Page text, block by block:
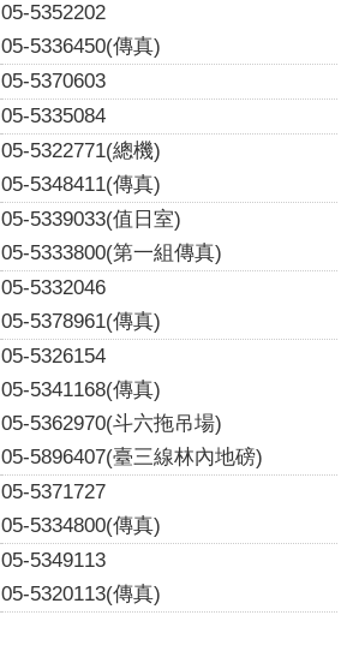
05-5352202
05-5336450(傳真)
05-5370603
05-5335084
05-5322771(總機)
05-5348411(傳真)
05-5339033(值日室)
05-5333800(第一組傳真)
05-5332046
05-5378961(傳真)
05-5326154
05-5341168(傳真)
05-5362970(斗六拖吊場)
05-5896407(臺三線林內地磅)
05-5371727
05-5334800(傳真)
05-5349113
05-5320113(傳真)